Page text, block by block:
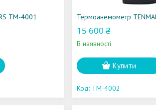
TM-4001 Термоанемометр
15 600 ₴
В наявності
Купити
TM-4002